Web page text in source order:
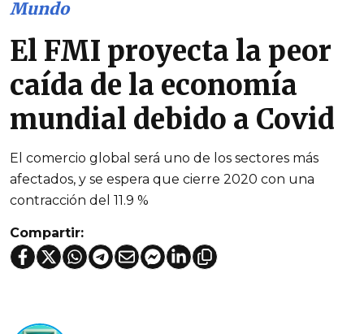
Mundo
El FMI proyecta la peor
caída de la economía
mundial debido a Covid
El comercio global será uno de los sectores más
afectados, y se espera que cierre 2020 con una
contracción del 11.9 %
Compartir: